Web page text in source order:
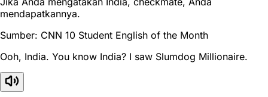
mendapatkannya.
Sumber: CNN 10 Student English of the Month
Ooh, India. You know India? I saw Slumdog Millionaire.